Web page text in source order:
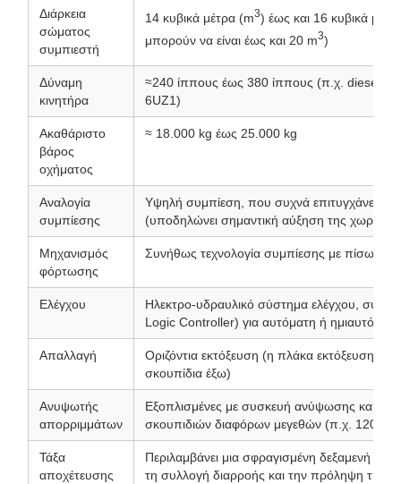
Διάρκεια
σώματος
συμπιεστή
14 κυβικά μέτρα (m3) έως και 16 κυβικά
μπορούν να είναι έως και 20 m3)
Δύναμη
κινητήρα
≈240 ίππους έως 380 ίππους (π.χ. diesel
6UZ1)
Ακαθάριστο
βάρος
οχήματος
≈ 18.000 kg έως 25.000 kg
Αναλογία
συμπίεσης
Υψηλή συμπίεση, που συχνά επιτυγχάνει
(υποδηλώνει σημαντική αύξηση της
Μηχανισμός
φόρτωσης
Συνήθως τεχνολογία συμπίεσης με πίσω
Ελέγχου
Ηλεκτρο-υδραυλικό σύστημα ελέγχου,
Logic Controller) για αυτόματη ή ημιαυτόματη
Απαλλαγή
Οριζόντια εκτόξευση (η πλάκα εκτόξευσης
σκουπίδια έξω)
Ανυψωτής
απορριμμάτων
Εξοπλισμένες με συσκευή ανύψωσης και
σκουπιδιών διαφόρων μεγεθών (π.χ. 120 L,
Τάξα
αποχέτευσης
Περιλαμβάνει μια σφραγισμένη δεξαμενή
τη συλλογή διαρροής και την πρόληψη της